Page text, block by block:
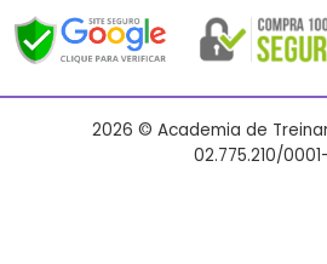
2026 © Academia de
02.775.210/